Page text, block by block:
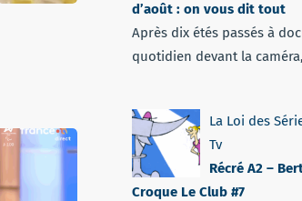
d’août : on vous dit tout
Après dix étés passés à
quotidien devant la
La Loi des
Tv
Récré A2 –
Croque Le Club #7